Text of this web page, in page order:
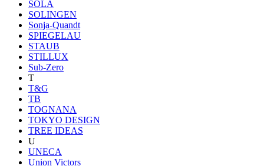
SOLA
SOLINGEN
Sonja-Quandt
SPIEGELAU
STAUB
STILLUX
Sub-Zero
T
T&G
TB
TOGNANA
TOKYO DESIGN
TREE IDEAS
U
UNECA
Union Victors